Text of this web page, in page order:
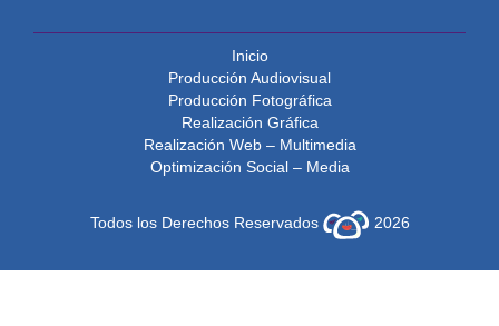
Inicio
Producción Audiovisual
Producción Fotográfica
Realización Gráfica
Realización Web – Multimedia
Optimización Social – Media
Todos los Derechos Reservados 2026